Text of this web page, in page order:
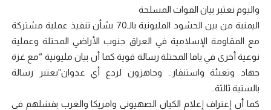
واليوم نعتبر بيان القوات المسلحة
اليمنية من بين الحشود المليونية بالـ70 بشأن تنفيذ عملية مشتركة
مع المقاومة الإسلامية في العراق جنوب الأراضي المحتلة وعملية
نوعية أخرى في يافا المحتلة رسالة قوية كما أن بيان مليونية “مع غزة
جهاد وتعبئة واستنفار.. وجاهزون لردع أي عدوان”يعتبر رسالة
بالستية ثالثة..
كما أن إعتراف إعلام الكيان الصهيوني وامريكا والغرب بفشلهم في